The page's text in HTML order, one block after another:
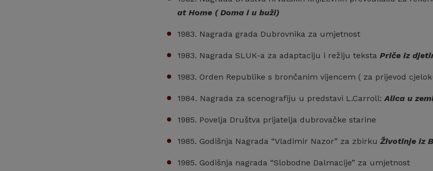
at Home ( Doma i u buži)
1983. Nagrada grada Dubrovnika za umjetnost
1983. Nagrada SLUK-a za adaptaciju i režiju tekstaPriče iz
1983. Orden Republike s brončanim vijencem ( za prijevod
1984. Nagrada za scenografiju u predstavi L.Carroll:Alica u
1985. Povelja Društva prijatelja dubrovačke starine
1985. Godišnja Nagrada “Vladimir Nazor” za zbirkuŽivotinje iz
1985. Godišnja nagrada “Slobodne Dalmacije” za umjetnost